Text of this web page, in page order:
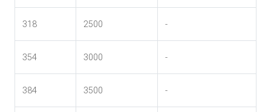
318 2500 -
354 3000 -
384 3500 -